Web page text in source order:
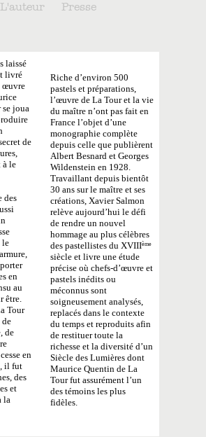
L'auteur Presse
laissé
livré
œuvre
joua
de
à le
des
le
en
au
être.
Tour
de
de
en
il fut
des
et
la
Riche d’environ 500
pastels et préparations,
l’œuvre de La Tour et la vie
du maître n’ont pas fait en
France l’objet d’une
monographie complète
depuis celle que publièrent
Albert Besnard et Georges
Wildenstein en 1928.
Travaillant depuis bientôt
30 ans sur le maître et ses
créations, Xavier Salmon
relève aujourd’hui le défi
de rendre un nouvel
hommage au plus célèbres
des pastellistes du XVIIIème
siècle et livre une étude
précise où chefs-d’œuvre et
pastels inédits ou
méconnus sont
soigneusement analysés,
replacés dans le contexte
du temps et reproduits afin
de restituer toute la
richesse et la diversité d’un
Siècle des Lumières dont
Maurice Quentin de La
Tour fut assurément l’un
des témoins les plus
fidèles.